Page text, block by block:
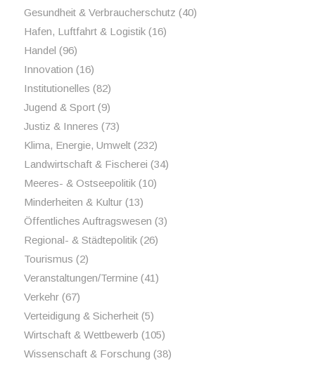
Gesundheit & Verbraucherschutz (40)
Hafen, Luftfahrt & Logistik(16)
Handel (96)
Innovation (16)
Institutionelles (82)
Jugend & Sport(9)
Justiz & Inneres (73)
Klima, Energie, Umwelt(232)
Landwirtschaft & Fischerei (34)
Meeres- & Ostseepolitik(10)
Minderheiten & Kultur(13)
Öffentliches Auftragswesen (3)
Regional- & Städtepolitik(26)
Tourismus (2)
Veranstaltungen/Termine(41)
Verkehr(67)
Verteidigung & Sicherheit(5)
Wirtschaft & Wettbewerb (105)
Wissenschaft & Forschung (38)